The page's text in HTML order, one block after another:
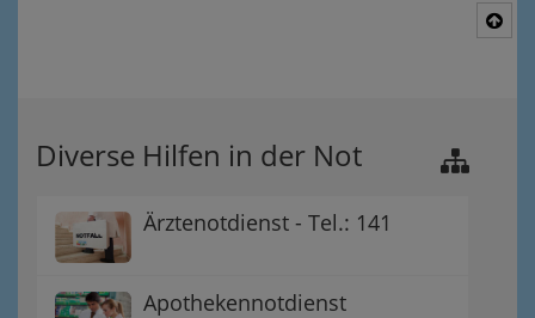
Diverse Hilfen in der Not
Ärztenotdienst - Tel.: 141
Apothekennotdienst